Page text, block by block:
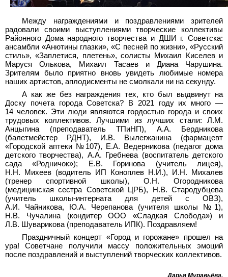
Между награждениями и поздравлениями зрителей
радовали своими выступлениями творческие коллективы
Районного Дома народного творчества и ДШИ г. Советска:
ансамбли «Анютины глазки», «С песней по жизни», «Русский
стиль», «Заплетися, плетень», солисты Михаил Киселев и
Маруся Олькова, Михаил Тасаев и Диана Чарушина.
Зрителям было приятно вновь увидеть любимые номера
наших артистов, аплодисменты не смолкали ни на секунду.
А как же без награждения тех, кто был выдвинут на
Доску почета города Советска? В 2021 году их много —
14 человек. Эти люди являются гордостью города и своих
трудовых коллективов. Лучшими из лучших стали: Л.М.
Анцыгина (преподаватель ТПиНП), А.А. Бердникова
(балетмейстер РДНТ), И.В. Вылегжанина (фармацевт
«Городской аптеки №107), Е.А. Ведерникова (педагог дома
детского творчества), А.А. Гребнева (воспитатель детского
сада «Родничок»); Е.В. Горинова (учитель лицея),
Н.Н. Михеев (водитель ИП Коноплев Н.И.), И.Н. Михалев
(тренер спортивной школы), О.Н. Огородникова
(медицинская сестра Советской ЦРБ), Н.В. Стародубцева
(учитель школы-интерната для детей с ОВЗ),
А.И. Чайникова, Ю.А. Черепанова (учителя школы №1),
Н.В. Чучалина (кондитер ООО «Сладкая Слобода») и
Л.В. Шуварикова (преподаватель ИПК). Поздравляем!
Праздничный концерт «Город и горожане» прошел на
ура! Советчане получили массу положительных эмоций
после поздравлений и выступлений творческих коллективов.
Дарья Муравьёва.